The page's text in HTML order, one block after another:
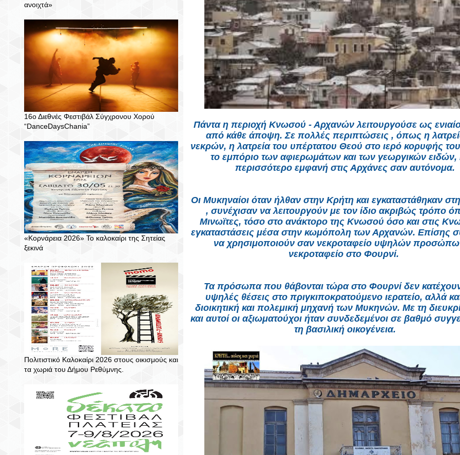
ανοιχτά»
16ο Διεθνές Φεστιβάλ Σύγχρονου Χορού
“DanceDaysChania”
«Κορνάρεια 2026» Το καλοκαίρι της Σητείας
ξεκινά
Πολιτιστικό Καλοκαίρι 2026 στους οικισμούς και
τα χωριά του Δήμου Ρεθύμνης.
Πάντα η περιοχή Κνωσού - Αρχανών λειτουργούσε ως
από κάθε άποψη. Σε πολλές περιπτώσεις , όπως η
νεκρών, η λατρεία του υπέρτατου Θεού στο ιερό κορυφής
το εμπόριο των αφιερωμάτων και των γεωργικών ειδών,
περισσότερο εμφανή στις Αρχάνες σαν αυτόνομα.
Οι Μυκηναίοι όταν ήλθαν στην Κρήτη και εγκαταστάθηκαν
, συνέχισαν να λειτουργούν με τον ίδιο ακριβώς τρόπο
Μινωϊτες, τόσο στο ανάκτορο της Κνωσού όσο και στις
εγκαταστάσεις μέσα στην κωμόπολη των Αρχανών. Επίσης
να χρησιμοποιούν σαν νεκροταφείο υψηλών
νεκροταφείο στο Φουρνί.
Τα πρόσωπα που θάβονται τώρα στο Φουρνί δεν
υψηλές θέσεις στο πριγκιποκρατούμενο ιερατείο, αλλά
διοικητική και πολεμική μηχανή των Μυκηνών. Με τη
και αυτοί οι αξιωματούχοι ήταν συνδεδεμένοι σε βαθμό
τη βασιλική οικογένεια.